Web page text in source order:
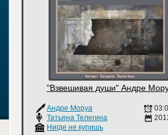
"Взвешивая души" Андре
Андре Моруа
Татьяна Телегина
Нигде не купишь